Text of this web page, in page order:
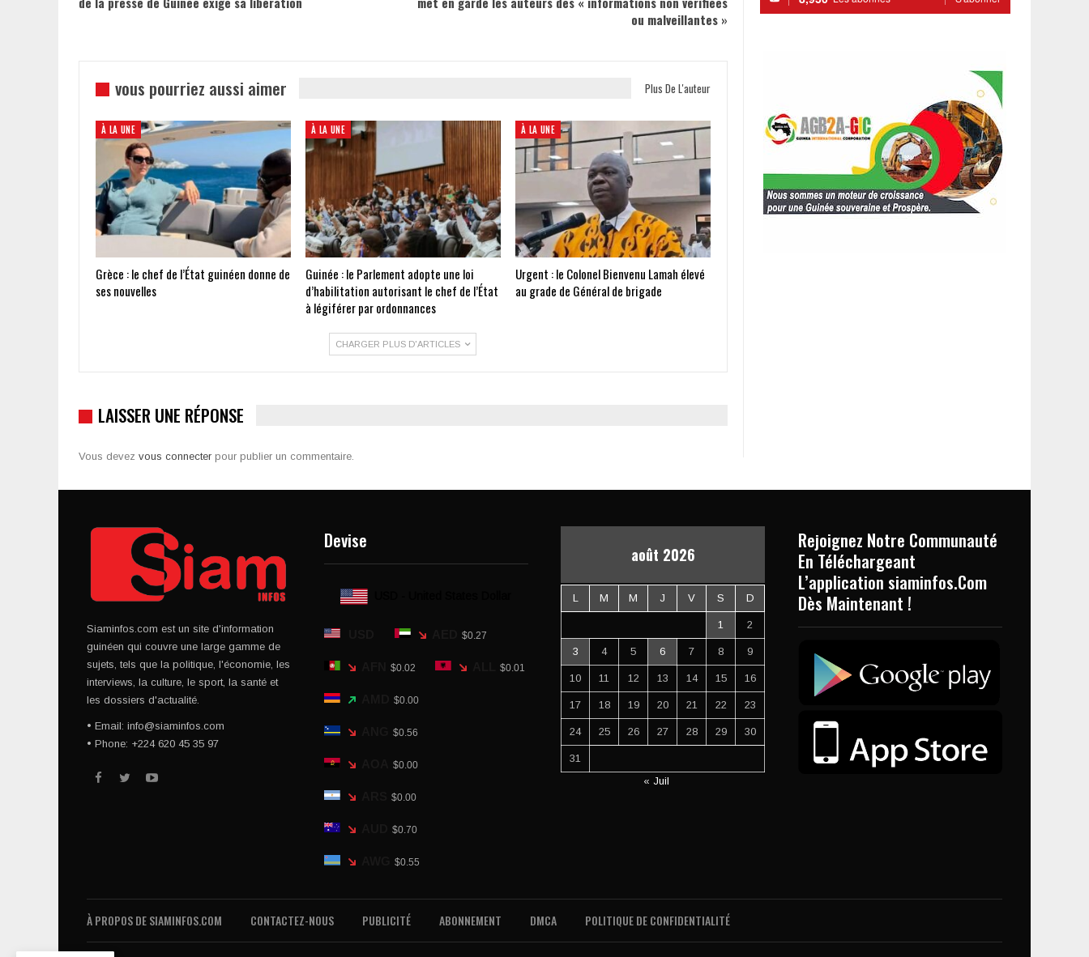
ou malveillantes »
vous pourriez aussi aimer Plus De L'auteur
À LA UNE
Grèce : le chef de l’État guinéen donne de
ses nouvelles
À LA UNE
Guinée : le Parlement adopte une loi
d’habilitation autorisant le chef de l’État
à légiférer par ordonnances
À LA UNE
Urgent : le Colonel Bienvenu Lamah élevé
au grade de Général de brigade
CHARGER PLUS D'ARTICLES
LAISSER UNE RÉPONSE
Vous devez vous connecter pour publier un commentaire.
Siaminfos.com est un site d'information
guinéen qui couvre une large gamme de
sujets, tels que la politique, l'économie, les
interviews, la culture, le sport, la santé et
les dossiers d'actualité.
• Email: info@siaminfos.com
• Phone: +224 620 45 35 97
Devise
$0.27
$0.02 $0.01
$0.00
$0.56
$0.00
$0.00
$0.70
$0.55
août 2026
L M M J V S D
1 2
3 4 5 6 7 8 9
10 11 12 13 14 15 16
17 18 19 20 21 22 23
24 25 26 27 28 29 30
31
« Juil
Rejoignez Notre Communauté
En Téléchargeant
L’application siaminfos.Com
Dès Maintenant !
À PROPOS DE SIAMINFOS.COM CONTACTEZ-NOUS PUBLICITÉ ABONNEMENT DMCA POLITIQUE DE CONFIDENTIALITÉ